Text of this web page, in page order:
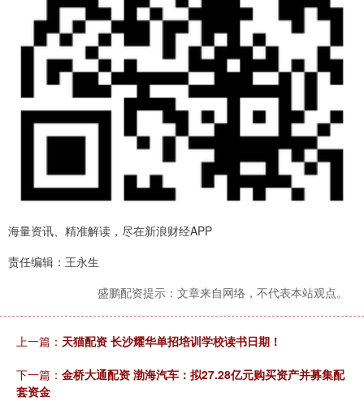
海量资讯、精准解读，尽在新浪财经APP
责任编辑：王永生
盛鹏配资提示：文章来自网络，不代表本站观点。
上一篇： 天猫配资 长沙耀华单招培训学校读书日期！
下一篇： 金桥大通配资 渤海汽车：拟27.28亿元购买资产并募集配
套资金